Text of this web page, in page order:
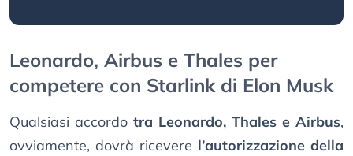
Leonardo, Airbus e Thales per
competere con Starlink di Elon Musk
Qualsiasi accordo tra Leonardo, Thales e Airbus,
ovviamente, dovrà ricevere l’autorizzazione della